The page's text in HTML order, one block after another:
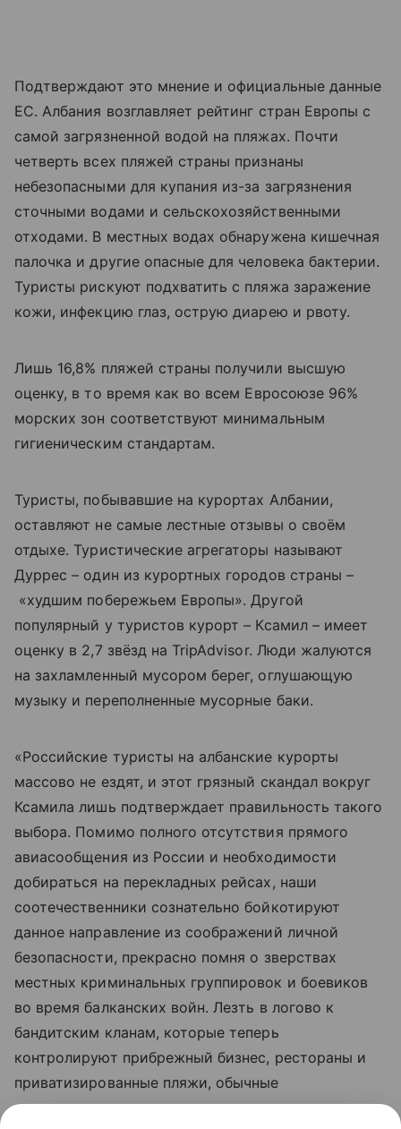
Подтверждают это мнение и официальные данные
ЕС. Албания возглавляет рейтинг стран Европы с
самой загрязненной водой на пляжах. Почти
четверть всех пляжей страны признаны
небезопасными для купания из-за загрязнения
сточными водами и сельскохозяйственными
отходами. В местных водах обнаружена кишечная
палочка и другие опасные для человека бактерии.
Туристы рискуют подхватить с пляжа заражение
кожи, инфекцию глаз, острую диарею и рвоту.
Лишь 16,8% пляжей страны получили высшую
оценку, в то время как во всем Евросоюзе 96%
морских зон соответствуют минимальным
гигиеническим стандартам.
Туристы, побывавшие на курортах Албании,
оставляют не самые лестные отзывы о своём
отдыхе. Туристические агрегаторы называют
Дуррес – один из курортных городов страны –
«худшим побережьем Европы». Другой
популярный у туристов курорт – Ксамил – имеет
оценку в 2,7 звёзд на TripAdvisor. Люди жалуются
на захламленный мусором берег, оглушающую
музыку и переполненные мусорные баки.
«Российские туристы на албанские курорты
массово не ездят, и этот грязный скандал вокруг
Ксамила лишь подтверждает правильность такого
выбора. Помимо полного отсутствия прямого
авиасообщения из России и необходимости
добираться на перекладных рейсах, наши
соотечественники сознательно бойкотируют
данное направление из соображений личной
безопасности, прекрасно помня о зверствах
местных криминальных группировок и боевиков
во время балканских войн. Лезть в логово к
бандитским кланам, которые теперь
контролируют прибрежный бизнес, рестораны и
приватизированные пляжи, обычные
путешественники считают неоправданным